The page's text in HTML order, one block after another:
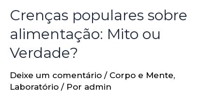
Crenças populares sobre
alimentação: Mito ou
Verdade?
Deixe um comentário / Corpo e Mente,
Laboratório / Por admin